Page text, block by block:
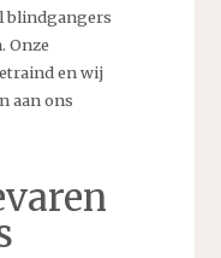
blindgangers
Onze
en wij
aan ons